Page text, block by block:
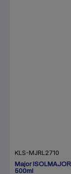
KLS-MJRL2710
Major
500ml